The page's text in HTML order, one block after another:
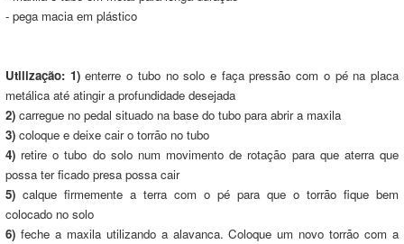
- pega macia em plástico
Utilização: 1)enterre o tubo no solo e faça pressão com o pé na placa
metálica até atingir a profundidade desejada
2) carregue no pedal situado na base do tubo para abrir a maxila
3) coloque e deixe cair o torrão no tubo
4) retire o tubo do solo num movimento de rotação para que aterra que
possa ter ficado presa possa cair
5) calque firmemente a terra com o pé para que o torrão fique bem
colocado no solo
6) feche a maxila utilizando a alavanca. Coloque um novo torrão com a